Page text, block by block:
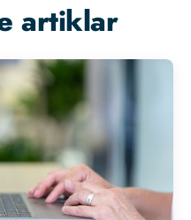
artiklar